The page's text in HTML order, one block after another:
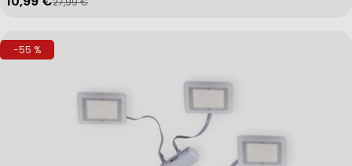
Verkaufspreis
Regulärer Preis
-55 %